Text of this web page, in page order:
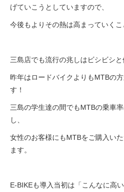
イベント
メディア
求人情報
募集中の求人情報
げていこうとしていますので、
今後もよりその熱は高まっていくこ
三島店でも流行の兆しはビシビシと
昨年はロードバイクよりもMTBの
す！
三島の学生達の間でもMTBの乗車
し、
女性のお客様にもMTBをご購入い
ます。
E-BIKEも導入当初は「こんなに高